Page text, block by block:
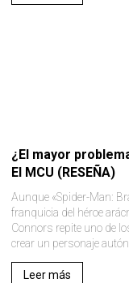
¿El mayor
El MCU (RESEÑA)
Aunque «Spider-Man:
franquicia del héroe
Connors repite uno de
crear un personaje
Leer más